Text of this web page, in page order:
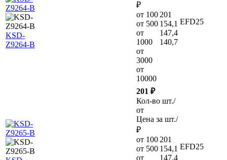
KSD-
Z9264-B
₽
от 100
от 500
от
1000
от
3000
от
10000
201
154,1
147,4
140,7
EFD25
201 ₽
Кол-во шт./
от
Цена за шт./
₽
от 100
от 500
от
201
154,1
147,4
EFD25